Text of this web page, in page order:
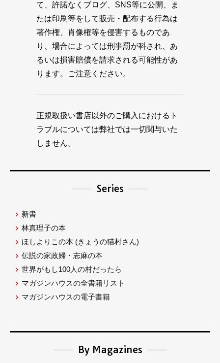
て、許諾なくブログ、SNS等に公開、ま
たは印刷等をして販売・配布する行為は
著作権、肖像権等を侵害するものであ
り、場合によっては刑事罰が科され、あ
るいは損害賠償を請求される可能性があ
ります。ご注意ください。
正規取扱い書店以外のご購入におけるト
ラブルについては弊社では一切関与いた
しません。
Series
新書
林真理子の本
ほしよりこの本 (きょうの猫村さん)
伝説の家政婦・志麻の本
世界がもし100人の村だったら
マガジンハウスの全書籍リスト
マガジンハウスの電子書籍
By Magazines